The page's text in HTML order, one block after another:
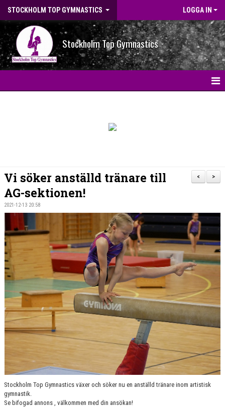
STOCKHOLM TOP GYMNASTICS LOGGA IN
Stockholm Top Gymnastics
OM FÖRENINGEN
VÄRDEGRUND
FÖRENINGSPRODUKTER
KONTAKT
MÄRKESTAGNING
>
<
Vi söker anställd tränare till
AG-sektionen!
2021-12-13 20:58
Stockholm Top Gymnastics växer och söker nu en anställd tränare inom artistisk
gymnastik.
Se bifogad annons , välkommen med din ansökan!